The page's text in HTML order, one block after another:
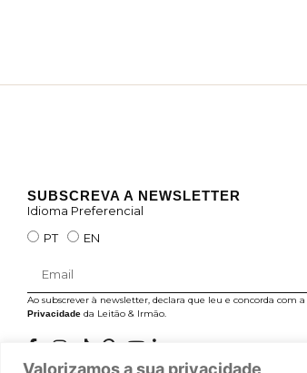
Valorizamos a sua privacidade
SUBSCREVA A NEWSLETTER
Idioma Preferencial
PT
EN
Ao subscrever à newsletter, declara que leu e concorda com a
Privacidade da Leitão & Irmão.